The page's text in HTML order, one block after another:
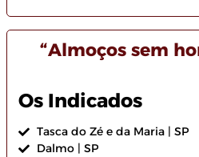
“Almoços sem
Os Indicados
Tasca do Zé e da Maria | SP
Dalmo | SP